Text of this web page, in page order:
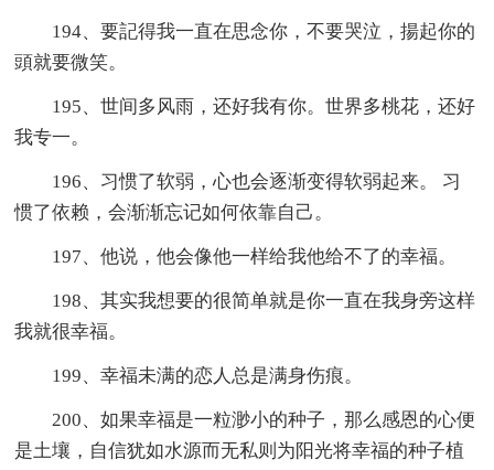
194、要記得我一直在思念你，不要哭泣，揚起你的
頭就要微笑。
195、世间多风雨，还好我有你。世界多桃花，还好
我专一。
196、习惯了软弱，心也会逐渐变得软弱起来。 习
惯了依赖，会渐渐忘记如何依靠自己。
197、他说，他会像他一样给我他给不了的幸福。
198、其实我想要的很简单就是你一直在我身旁这样
我就很幸福。
199、幸福未满的恋人总是满身伤痕。
200、如果幸福是一粒渺小的种子，那么感恩的心便
是土壤，自信犹如水源而无私则为阳光将幸福的种子植